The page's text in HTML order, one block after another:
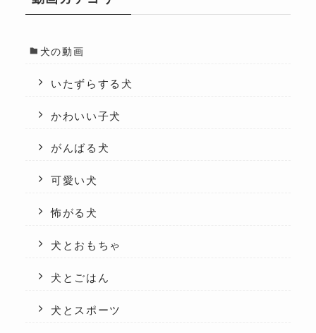
犬の動画
いたずらする犬
かわいい子犬
がんばる犬
可愛い犬
怖がる犬
犬とおもちゃ
犬とごはん
犬とスポーツ